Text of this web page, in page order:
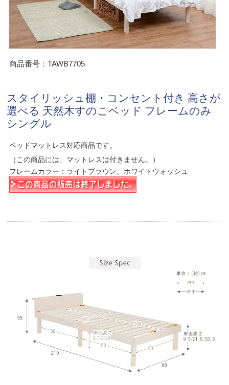
商品番号：TAWB7705
スタイリッシュ棚・コンセント付き 高さが
選べる 天然木すのこベッド フレームのみ
シングル
ベッドマットレス対応商品です。
（この商品には、マットレスは付きません。）
フレームカラー：ライトブラウン、ホワイトウォッシュ